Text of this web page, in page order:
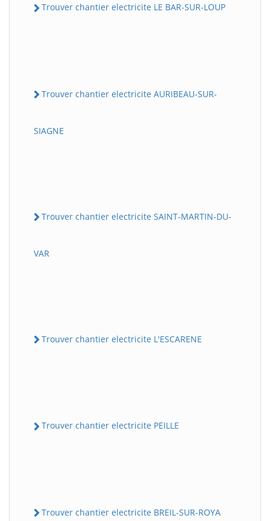
Trouver chantier electricite LE BAR-SUR-LOUP
Trouver chantier electricite AURIBEAU-SUR-
SIAGNE
Trouver chantier electricite SAINT-MARTIN-DU-
VAR
Trouver chantier electricite L'ESCARENE
Trouver chantier electricite PEILLE
Trouver chantier electricite BREIL-SUR-ROYA